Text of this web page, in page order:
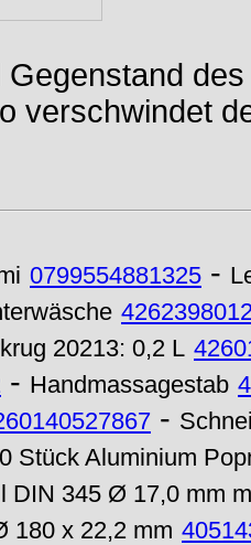
verschwindet
0799554881325 -
20213: 0,2 L
- Handmassagestab
-
Stück Aluminium
DIN 345 Ø 17,0 mm
180 x 22,2 mm